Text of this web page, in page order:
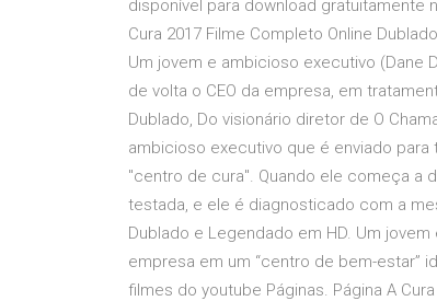
disponível para download gratuitamente
Cura 2017 Filme Completo Online
Um jovem e ambicioso executivo (Dane
de volta o CEO da empresa, em
Dublado, Do visionário diretor de O
ambicioso executivo que é enviado
"centro de cura". Quando ele começa a
testada, e ele é diagnosticado com a
Dublado e Legendado em HD. Um
empresa em um “centro de bem-estar”
filmes do youtube Páginas. Página A